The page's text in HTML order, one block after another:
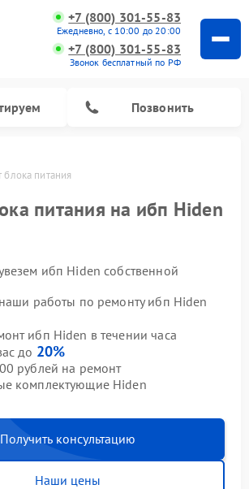
+7 (800) 301-55-83
Ежедневно, с 10:00 до 20:00
+7 (800) 301-55-83
Звонок бесплатный по РФ
Позвонить
питания
питания на ибп Hiden
ибп Hiden собственной
работы по ремонту ибп Hiden
ибп Hiden в течении часа
до 20%
рублей на ремонт
комплектующие Hiden
Получить консультацию
Наши цены